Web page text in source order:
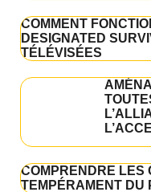
COMMENT
DESIGNATED
TÉLÉVISÉES
COMPRENDRE LES
TEMPÉRAMENT DU